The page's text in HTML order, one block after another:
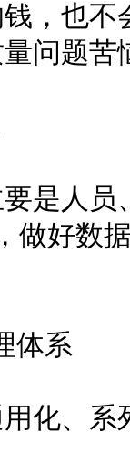
，也
问题苦
是人
做好数
体系
化、系